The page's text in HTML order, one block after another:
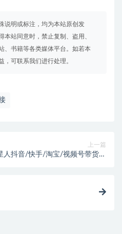
说明或标注，均为本站原创发
本站同意时，禁止复制、盗用、
、书籍等各类媒体平台。如若本
，可联系我们进行处理。
上一篇
人抖音/快手/淘宝/视频号带货语